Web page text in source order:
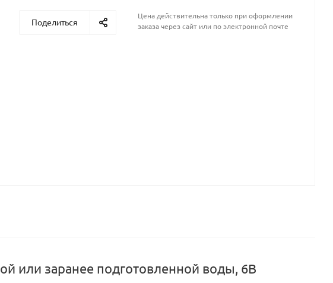
Поделиться
Цена действительна только при оформлении
заказа через сайт или по электронной почте
или заранее подготовленной воды, 6В